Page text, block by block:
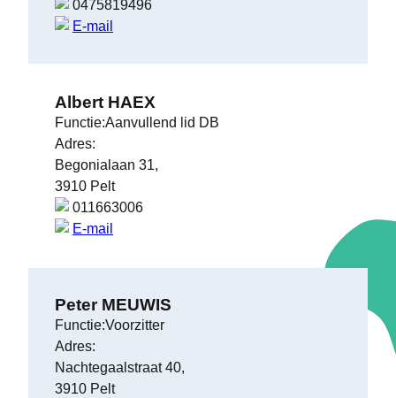
0475819496
E-mail
Albert HAEX
Functie:Aanvullend lid DB
Adres:
Begonialaan 31,
3910 Pelt
011663006
E-mail
Peter MEUWIS
Functie:Voorzitter
Adres:
Nachtegaalstraat 40,
3910 Pelt